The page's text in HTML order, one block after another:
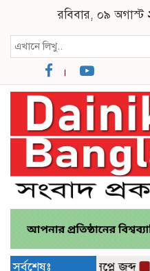
রবিবার, ০৯
সর্বশেষঃ
ও মোবাইল ডিসপ্লে জব্দ